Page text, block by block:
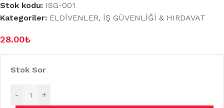
Stok kodu: ISG-001
Kategoriler: ELDİVENLER, İŞ GÜVENLİĞİ & HIRDAVAT
28.00₺
Stok Sor
- +